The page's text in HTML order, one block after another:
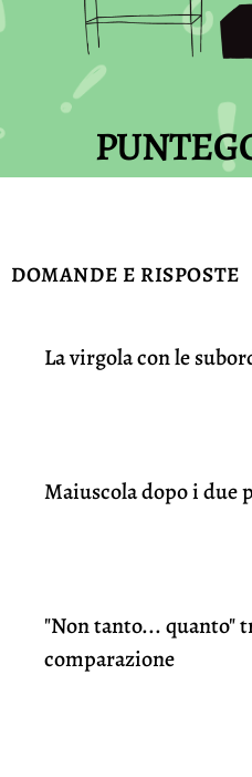
DOMANDE E RISPOSTE
La virgola con le
Maiuscola dopo i due
"Non tanto... quanto"
comparazione